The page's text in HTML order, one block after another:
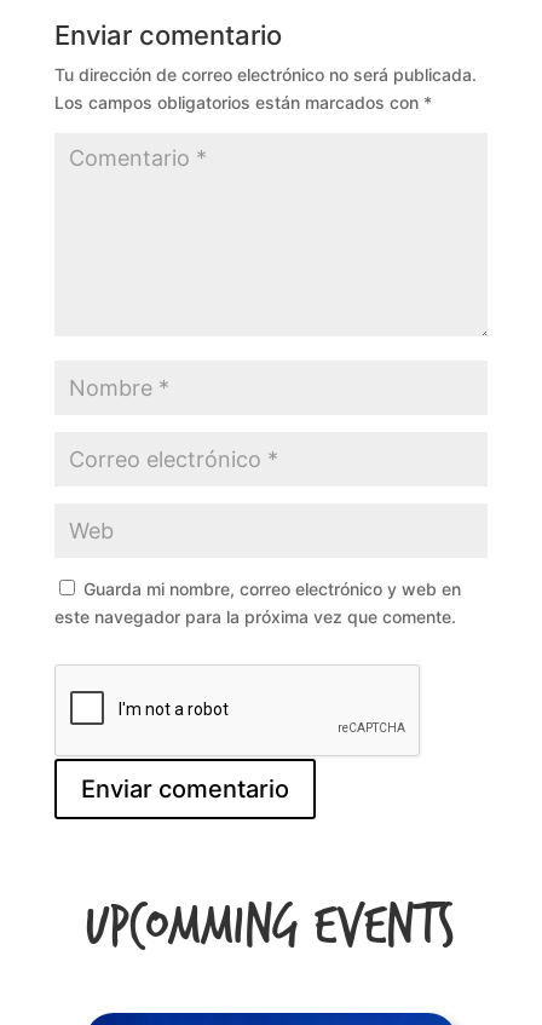
Enviar comentario
Tu dirección de correo electrónico no será publicada.
Los campos obligatorios están marcados con *
Guarda mi nombre, correo electrónico y web en
este navegador para la próxima vez que comente.
Upcomming Events